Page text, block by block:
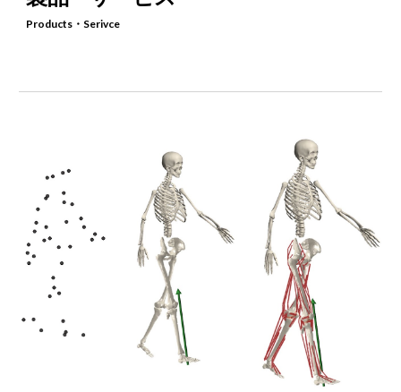
Products・Serivce